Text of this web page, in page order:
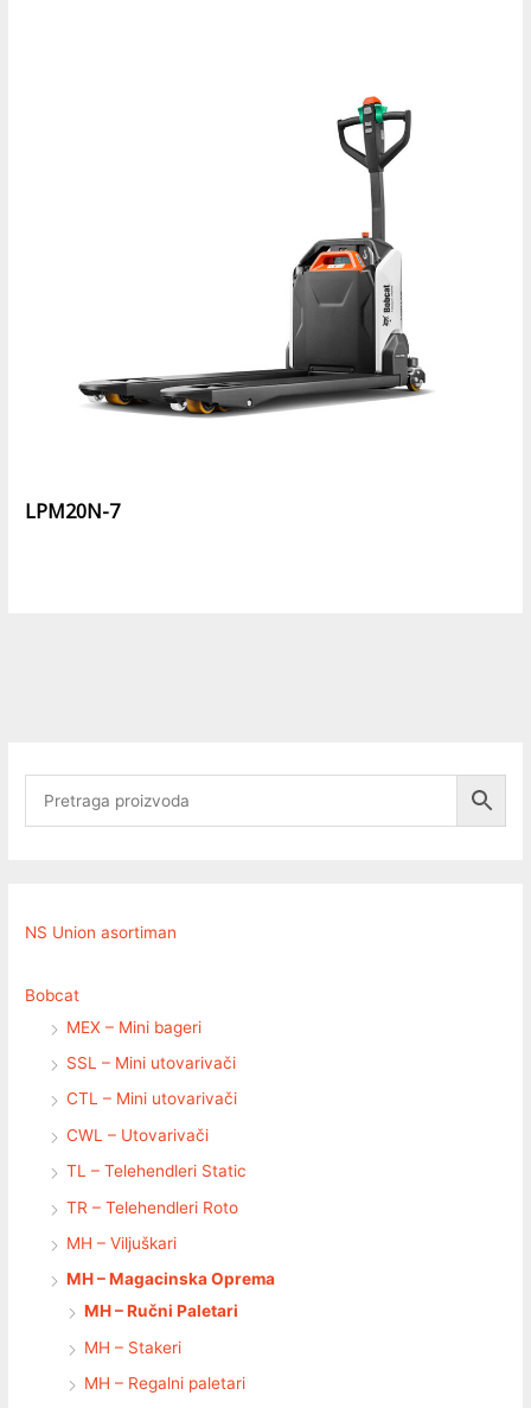
NS Union asortiman
Bobcat
MEX – Mini bageri
SSL – Mini utovarivači
CTL – Mini utovarivači
CWL – Utovarivači
TL – Telehendleri Static
TR – Telehendleri Roto
MH – Viljuškari
MH – Magacinska Oprema
MH – Ručni Paletari
MH – Stakeri
MH – Regalni paletari
LPM20N-7